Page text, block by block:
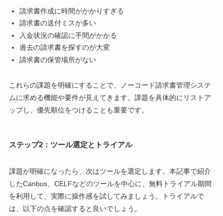
請求書作成に時間がかかりすぎる
請求書の送付ミスが多い
入金状況の確認に手間がかかる
過去の請求書を探すのが大変
請求書の保管場所がない
これらの課題を明確にすることで、ノーコード請求書管理システ
ムに求める機能や要件が見えてきます。課題を具体的にリストア
ップし、優先順位をつけることも重要です。
ステップ2：ツール選定とトライアル
課題が明確になったら、次はツールを選定します。本記事で紹介
したCanbus、CELFなどのツールを中心に、無料トライアル期間
を利用して、実際に操作感を試してみましょう。トライアルで
は、以下の点を確認すると良いでしょう。